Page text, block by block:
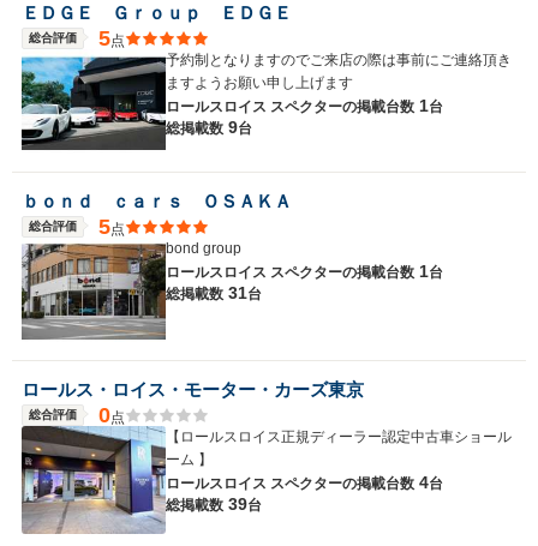
ＥＤＧＥ Ｇｒｏｕｐ ＥＤＧＥ
総合評価 5点
予約制となりますのでご来店の際は事前にご連絡頂き
ますようお願い申し上げます
ロールスロイス スペクターの掲載台数 1台
総掲載数 9台
ｂｏｎｄ ｃａｒｓ ＯＳＡＫＡ
総合評価 5点
bond group
ロールスロイス スペクターの掲載台数 1台
総掲載数 31台
ロールス・ロイス・モーター・カーズ東京
総合評価 0点
【ロールスロイス正規ディーラー認定中古車ショール
ーム 】
ロールスロイス スペクターの掲載台数 4台
総掲載数 39台